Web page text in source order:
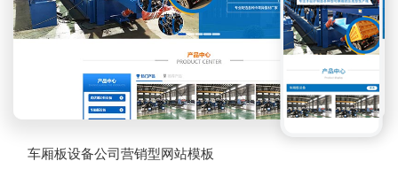
车厢板设备公司营销型网站模板